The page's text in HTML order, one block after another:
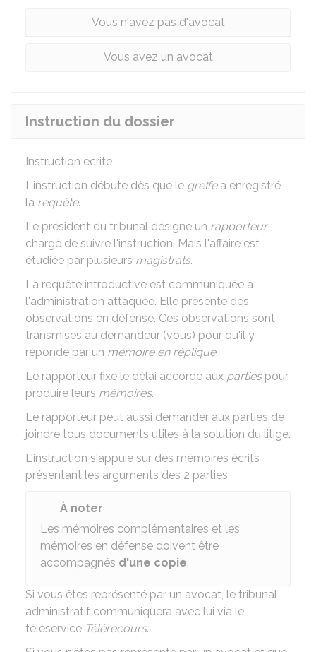
Vous n'avez pas d'avocat
Vous avez un avocat
Instruction du dossier
Instruction écrite
L'instruction débute dès que le greffea enregistré
la requête.
Le président du tribunal désigne un rapporteur
chargé de suivre l'instruction. Mais l'affaire est
étudiée par plusieurs magistrats.
La requête introductive est communiquée à
l'administration attaquée. Elle présente des
observations en défense. Ces observations sont
transmises au demandeur (vous) pour qu'il y
réponde par un mémoire en réplique.
Le rapporteur fixe le délai accordé aux partiespour
produire leurs mémoires.
Le rapporteur peut aussi demander aux parties de
joindre tous documents utiles à la solution du litige.
L'instruction s'appuie sur des mémoires écrits
présentant les arguments des 2 parties.
À noter
Les mémoires complémentaires et les
mémoires en défense doivent être
accompagnés d'une copie.
Si vous êtes représenté par un avocat, le tribunal
administratif communiquera avec lui via le
téléservice Télérecours.